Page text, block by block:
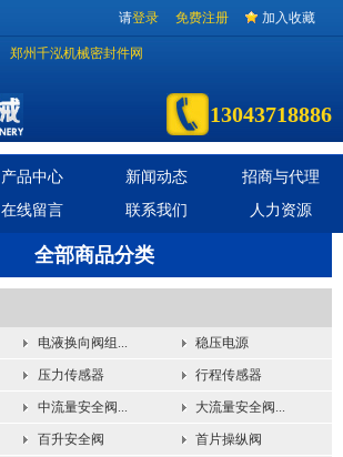
请登录 免费注册 加入收藏
郑州千泓机械密封件网
13043718886
产品中心 新闻动态
招商与代理
在线留言 联系我们 人力资源
全部商品分类
电液换向阀组... 稳压电源
压力传感器 行程传感器
中流量安全阀... 大流量安全阀...
百升安全阀 首片操纵阀